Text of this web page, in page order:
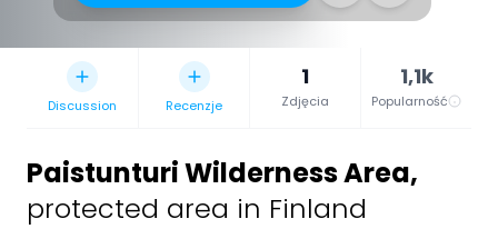
Discussion Recenzje
1
Zdjęcia
1,1k
Popularność
Paistunturi Wilderness Area,
protected area in Finland